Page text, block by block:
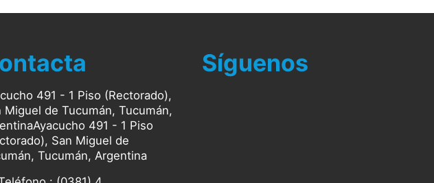
491 - 1 Piso (Rectorado),
Miguel de Tucumán, Tucumán,
491 - 1 Piso
San Miguel de
Tucumán, Argentina
Síguenos